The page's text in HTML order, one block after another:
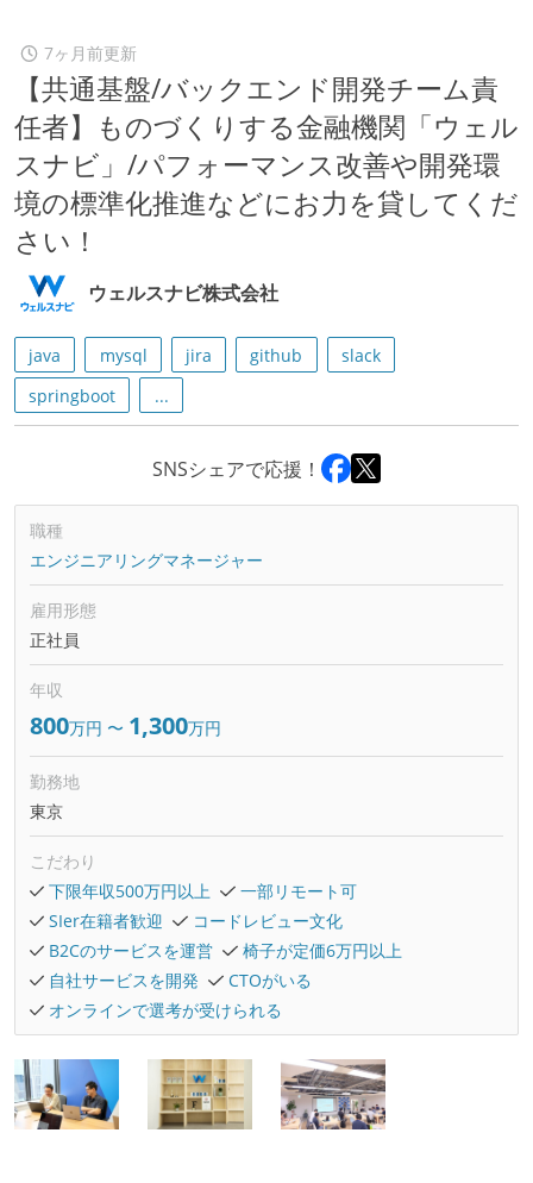
7ヶ月前更新
【共通基盤/バックエンド開発チーム責
任者】ものづくりする金融機関「ウェル
スナビ」/パフォーマンス改善や開発環
境の標準化推進などにお力を貸してくだ
さい！
ウェルスナビ株式会社
java mysql jira github
slack
springboot
...
SNSシェアで応援！
職種
エンジニアリングマネージャー
雇用形態
正社員
年収
800万円 〜 1,300万円
勤務地
東京
こだわり
下限年収500万円以上
一部リモート可
SIer在籍者歓迎
コードレビュー文化
B2Cのサービスを運営
椅子が定価6万円以上
自社サービスを開発
CTOがいる
オンラインで選考が受けられる